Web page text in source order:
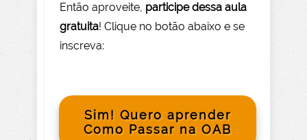
Então aproveite, participe dessa aula
gratuita! Clique no botão abaixo e se
inscreva:
Sim! Quero aprender
Como Passar na OAB